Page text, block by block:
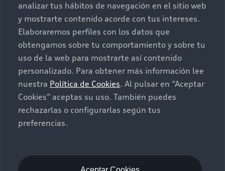
analizar tus hábitos de navegación en el sitio web
y mostrarte contenido acorde con tus intereses.
Elaboraremos perfiles con los datos que
obtengamos sobre tu comportamiento y sobre tu
uso de la web para mostrarte así contenido
personalizado. Para obtener más información lee
nuestra Política de Cookies. Al pulsar en “Aceptar
Cookies” aceptas su uso. También puedes
rechazarlas o configurarlas según tus
preferencias.
Quiero un Audi nuevo
Seminuevos
Audi Certified :plus
Contacto
Contáctanos
Citas de servicio
Información de vehículo nuevo
©2025 Audi de México división de Volkswagen de
Utilizamos cookies para mejorar nuestro sitio
web y tu experiencia en línea. Al continuar